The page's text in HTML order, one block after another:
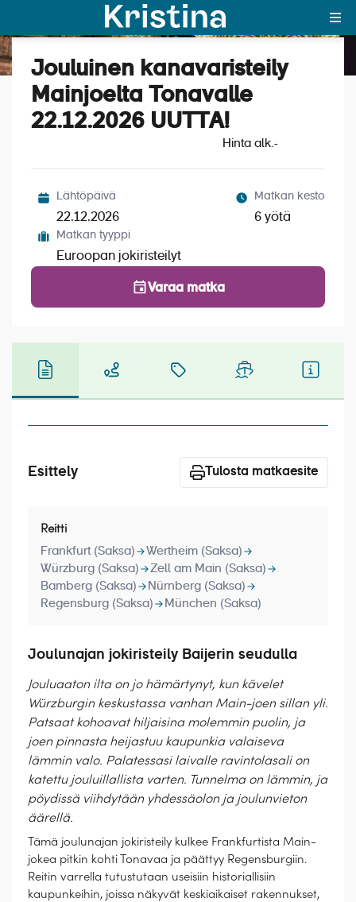
MAJAKKA-portaali
Suosikit
OTA YHTEYTTÄ
Kohteet
Laivat
Hyvä tietää
Katso kuvat (6)
Jouluinen kanavaristeily
Mainjoelta Tonavalle
22.12.2026 UUTTA!
Hinta alk.-
Lähtöpäivä
22.12.2026
Matkan kesto
6 yötä
Matkan tyyppi
Euroopan jokiristeilyt
Varaa matka
Esittely Tulosta matkaesite
Reitti
Frankfurt (Saksa)
Wertheim (Saksa)
Würzburg (Saksa)
Zell am Main (Saksa)
Bamberg (Saksa)
Nürnberg (Saksa)
Regensburg (Saksa)
München (Saksa)
Joulunajan jokiristeily Baijerin seudulla
Jouluaaton ilta on jo hämärtynyt, kun kävelet
Würzburgin keskustassa vanhan Main-joen sillan yli.
Patsaat kohoavat hiljaisina molemmin puolin, ja
joen pinnasta heijastuu kaupunkia valaiseva
lämmin valo. Palatessasi laivalle ravintolasali on
katettu jouluillallista varten. Tunnelma on lämmin, ja
pöydissä viihdytään yhdessäolon ja joulunvieton
äärellä.
Tämä joulunajan jokiristeily kulkee Frankfurtista Main-
jokea pitkin kohti Tonavaa ja päättyy Regensburgiin.
Reitin varrella tutustutaan useisiin historiallisiin
kaupunkeihin, joissa näkyvät keskiaikaiset rakennukset,